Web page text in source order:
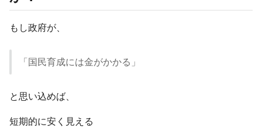
もし政府が、
「国民育成には金がかかる」
と思い込めば、
短期的に安く見える